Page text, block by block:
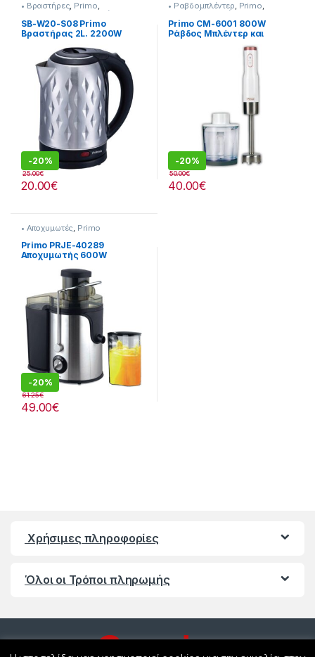
• Βραστήρες, Primo,
Προετοιμασία Πρωινού
SB-W20-S08 Primo
Βραστήρας 2L. 2200W
-20%
20.00€
25.00€
• Ραβδομπλέντερ, Primo,
Συσκευές Κουζίνας
Primo CM-6001 800W
Ράβδος Mπλέντερ και
-20%
40.00€
50.00€
• Αποχυμωτές Primo
Primo PRJE-40289
Αποχυμωτής 600W
-20%
49.00€
61.25€
Χρήσιμες πληροφορίες
Όλοι οι Τρόποι πληρωμής